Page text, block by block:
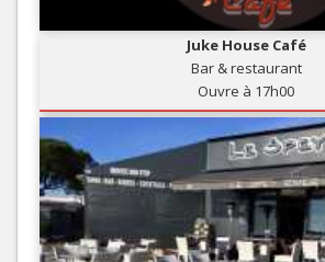
Juke House Café
Bar & restaurant
Ouvre à 17h00